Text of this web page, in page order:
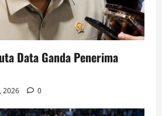
Data Ganda Penerima
2026 0